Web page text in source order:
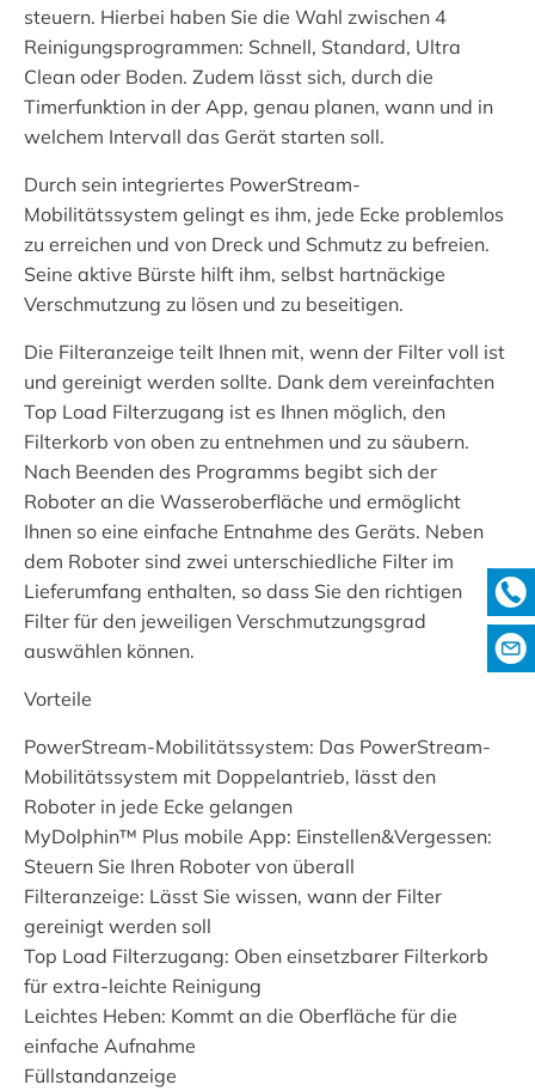
steuern. Hierbei haben Sie die Wahl zwischen 4
Reinigungsprogrammen: Schnell, Standard, Ultra
Clean oder Boden. Zudem lässt sich, durch die
Timerfunktion in der App, genau planen, wann und in
welchem Intervall das Gerät starten soll.
Durch sein integriertes PowerStream-
Mobilitätssystem gelingt es ihm, jede Ecke problemlos
zu erreichen und von Dreck und Schmutz zu befreien.
Seine aktive Bürste hilft ihm, selbst hartnäckige
Verschmutzung zu lösen und zu beseitigen.
Die Filteranzeige teilt Ihnen mit, wenn der Filter voll ist
und gereinigt werden sollte. Dank dem vereinfachten
Top Load Filterzugang ist es Ihnen möglich, den
Filterkorb von oben zu entnehmen und zu säubern.
Nach Beenden des Programms begibt sich der
Roboter an die Wasseroberfläche und ermöglicht
Ihnen so eine einfache Entnahme des Geräts. Neben
dem Roboter sind zwei unterschiedliche Filter im
Lieferumfang enthalten, so dass Sie den richtigen
Filter für den jeweiligen Verschmutzungsgrad
auswählen können.
Vorteile
PowerStream-Mobilitätssystem: Das PowerStream-
Mobilitätssystem mit Doppelantrieb, lässt den
Roboter in jede Ecke gelangen
MyDolphin™ Plus mobile App: Einstellen&Vergessen:
Steuern Sie Ihren Roboter von überall
Filteranzeige: Lässt Sie wissen, wann der Filter
gereinigt werden soll
Top Load Filterzugang: Oben einsetzbarer Filterkorb
für extra-leichte Reinigung
Leichtes Heben: Kommt an die Oberfläche für die
einfache Aufnahme
Füllstandanzeige